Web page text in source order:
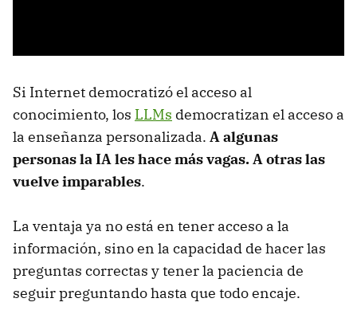
Si Internet democratizó el acceso al
conocimiento, los LLMs democratizan el acceso a
la enseñanza personalizada. A algunas
personas la IA les hace más vagas. A otras las
vuelve imparables.
La ventaja ya no está en tener acceso a la
información, sino en la capacidad de hacer las
preguntas correctas y tener la paciencia de
seguir preguntando hasta que todo encaje.